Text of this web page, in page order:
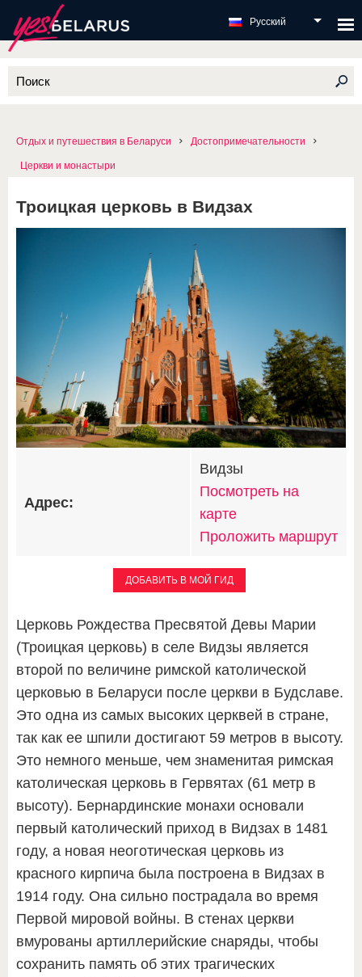
Русский
Отдых и путешествия в Беларуси Достопримечательности
Церкви и монастыри
Троицкая церковь в Видзах
Адрес:
Видзы
Посмотреть на
карте
Проложить маршрут
ДОБАВИТЬ В МОЙ ГИД
Церковь Рождества Пресвятой Девы Марии
(Троицкая церковь) в селе Видзы является
второй по величине римской католической
церковью в Беларуси после церкви в Будславе.
Это одна из самых высоких церквей в стране,
так как ее шпили достигают 59 метров в высоту.
Это немного меньше, чем знаменитая римская
католическая церковь в Гервятах (61 метр в
высоту). Бернардинские монахи основали
первый католический приход в Видзах в 1481
году, а новая неоготическая церковь из
красного кирпича была построена в Видзах в
1914 году. Она сильно пострадала во время
Первой мировой войны. В стенах церкви
вмурованы артиллерийские снаряды, чтобы
сохранить память об этих трагических